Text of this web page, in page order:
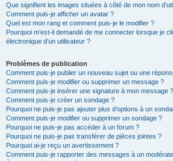
Que signifient les images situées à côté de mon nom
Comment puis-je afficher un avatar ?
Quel est mon rang et comment puis-je le modifier ?
Pourquoi m’est-il demandé de me connecter lorsque je
électronique d’un utilisateur ?
Problèmes de publication
Comment puis-je publier un nouveau sujet ou une
Comment puis-je modifier ou supprimer un message ?
Comment puis-je insérer une signature à mon message ?
Comment puis-je créer un sondage ?
Pourquoi ne puis-je pas ajouter plus d’options à un
Comment puis-je modifier ou supprimer un sondage ?
Pourquoi ne puis-je pas accéder à un forum ?
Pourquoi ne puis-je pas transférer de pièces jointes ?
Pourquoi ai-je reçu un avertissement ?
Comment puis-je rapporter des messages à un